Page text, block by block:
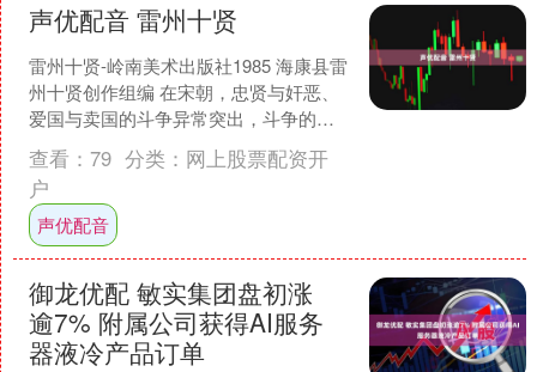
声优配音 雷州十贤
雷州十贤-岭南美术出版社1985 海康县雷
州十贤创作组编 在宋朝，忠贤与奸恶、
爱国与卖国的斗争异常突出，斗争的结
果往往是奸人得逞，贤人遭殃。寇准、
苏轼、苏辙、秦....
查看： 79 分类： 网上股票配资开
户
声优配音
御龙优配 敏实集团盘初涨
逾7% 附属公司获得AI服务
器液冷产品订单